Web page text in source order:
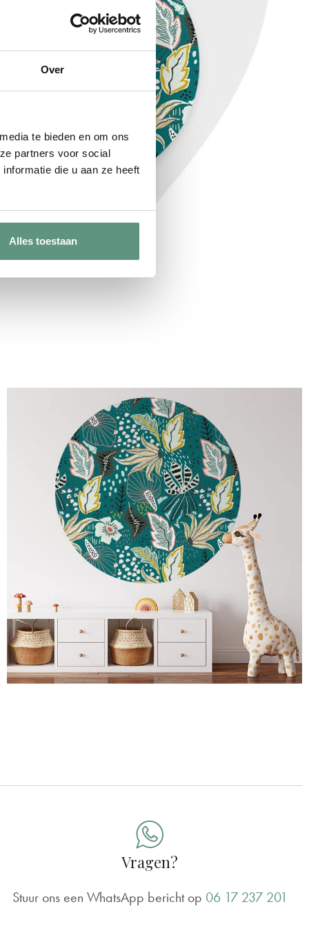
Over
te bieden en om ons
partners voor social
die u aan ze heeft
Alles toestaan
Vragen?
Stuur ons een WhatsApp bericht op 06 17 237 201